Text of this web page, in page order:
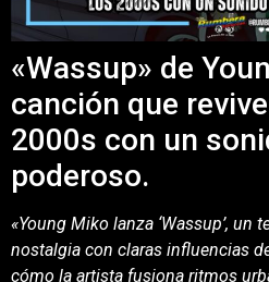
«Wassup» de
canción que
2000s con un
poderoso.
«Young Miko lanza ‘Wassup’, un
nostalgia con claras influencias
cómo la artista fusiona ritmos